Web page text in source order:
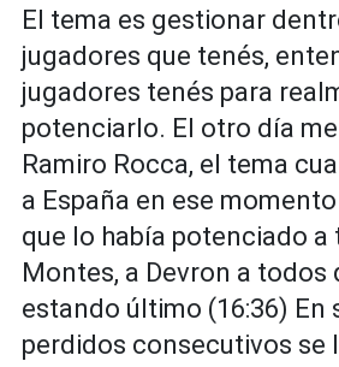
El tema es gestionar
jugadores que tenés,
jugadores tenés para
potenciarlo. El otro día
Ramiro Rocca, el tema
a España en ese
que lo había potenciado a
Montes, a Devron a todos
estando último (16:36) En
perdidos consecutivos se